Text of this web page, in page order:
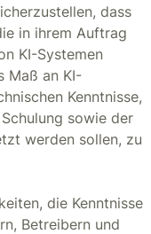
dass
in ihrem Auftrag
KI-Systemen
Maß an KI-
Kenntnisse,
sowie der
werden sollen, zu
die Kenntnisse
Betreibern und